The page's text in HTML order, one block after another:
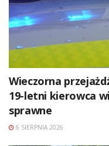
Wieczorna
19-letni kierowca
sprawne
6 SIERPNIA 2026